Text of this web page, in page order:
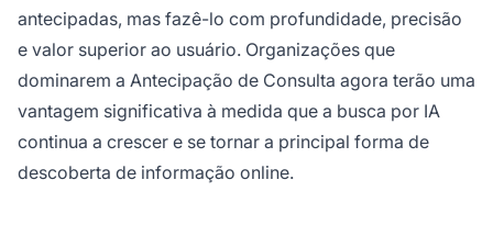
antecipadas, mas fazê-lo com profundidade, precisão
e valor superior ao usuário. Organizações que
dominarem a Antecipação de Consulta agora terão uma
vantagem significativa à medida que a busca por IA
continua a crescer e se tornar a principal forma de
descoberta de informação online.